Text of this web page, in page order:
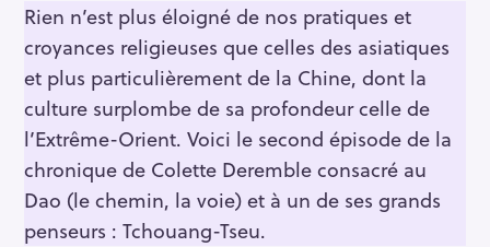
Rien n’est plus éloigné de nos pratiques et
croyances religieuses que celles des asiatiques
et plus particulièrement de la Chine, dont la
culture surplombe de sa profondeur celle de
l’Extrême-Orient. Voici le second épisode de la
chronique de Colette Deremble consacré au
Dao (le chemin, la voie) et à un de ses grands
penseurs : Tchouang-Tseu.